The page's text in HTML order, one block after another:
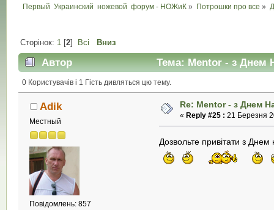
Первый  Украинский  ножевой  форум - НОЖиК » Потрошки про все »
Сторінок: 1 [2] Всі Вниз
Автор Тема: Mentor - з Днем
0 Користувачів і 1 Гість дивляться цю тему.
Adik
Местный
Повідомлень: 857
Re: Mentor - з Днем
« Reply #25 : 21 Березня
Дозвольте привітати з